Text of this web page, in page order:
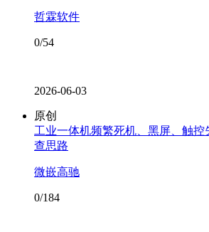
哲霖软件
0/54
2026-06-03
原创
工业一体机频繁死机、黑屏、触
查思路
微嵌高驰
0/184